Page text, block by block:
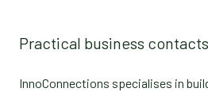
Practical business contacts
InnoConnections specialises in